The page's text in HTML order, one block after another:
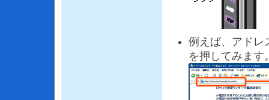
例えば、アドレ
を押してみます